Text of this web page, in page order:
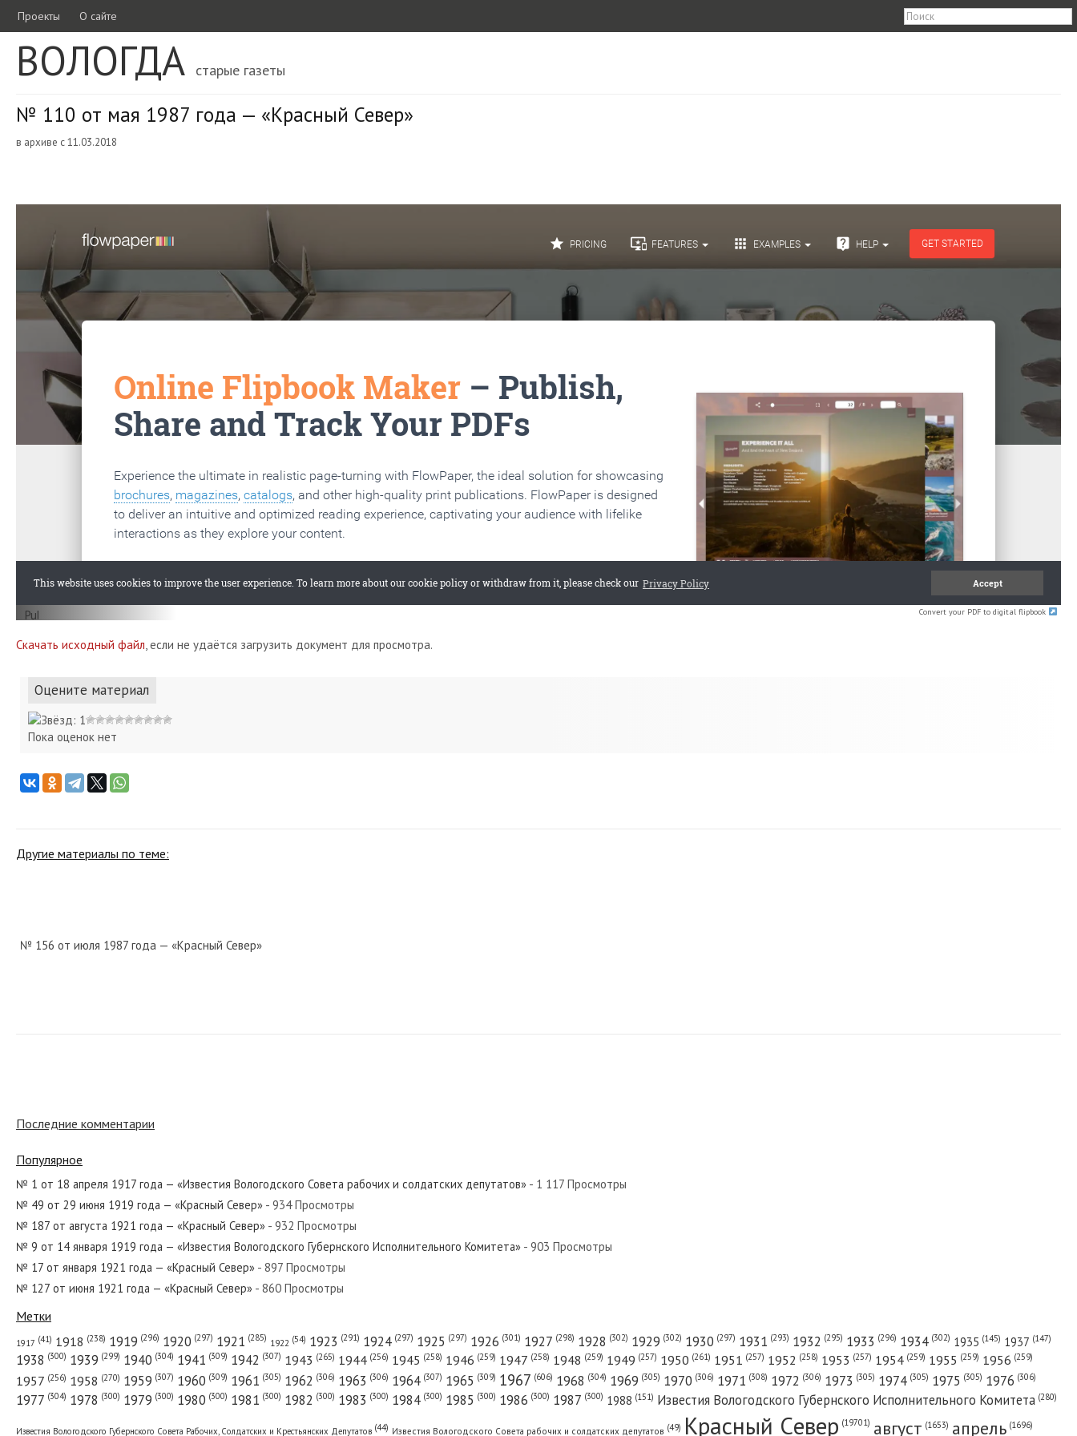
Проекты О сайте
ВОЛОГДА старые газеты
№ 110 от мая 1987 года — «Красный Север»
в архиве с 11.03.2018
Convert your PDF to digital flipbook
Скачать исходный файл, если не удаётся загрузить документ для просмотра.
Оцените материал
Пока оценок нет
Другие материалы по теме:
№ 156 от июля 1987 года — «Красный Север»
№ 75 от марта 1968 года — «Красный Север»
№ 180 от сентября 1949 года — «Красный Север»
№ 121 от июня 1933 года — «Красный Север»
Последние комментарии
Популярное
№ 1 от 18 апреля 1917 года — «Известия Вологодского Совета рабочих и солдатских депутатов» - 1 117 Просмотры
№ 49 от 29 июня 1919 года — «Красный Север» - 934 Просмотры
№ 187 от августа 1921 года — «Красный Север» - 932 Просмотры
№ 9 от 14 января 1919 года — «Известия Вологодского Губернского Исполнительного Комитета» - 903 Просмотры
№ 17 от января 1921 года — «Красный Север» - 897 Просмотры
№ 127 от июня 1921 года — «Красный Север» - 860 Просмотры
Метки
1917 (41) 1918 (238) 1919 (296) 1920 (297) 1921 (285) 1922 (54) 1923 (291) 1924 (297) 1925 (297) 1926 (301) 1927 (298) 1928 (302) 1929 (302) 1930 (297) 1931 (293) 1932 (295) 1933 (296) 1934 (302) 1935 (145) 1937 (147)
1938 (300) 1939 (299) 1940 (304) 1941 (309) 1942 (307) 1943 (265) 1944 (256) 1945 (258) 1946 (259) 1947 (258) 1948 (259) 1949 (257) 1950 (261) 1951 (257) 1952 (258) 1953 (257) 1954 (259) 1955 (259) 1956 (259)
1957 (256) 1958 (270) 1959 (307) 1960 (309) 1961 (305) 1962 (306) 1963 (306) 1964 (307) 1965 (309) 1967 (606) 1968 (304) 1969 (305) 1970 (306) 1971 (308) 1972 (306) 1973 (305) 1974 (305) 1975 (305) 1976 (306)
1977 (304) 1978 (300) 1979 (300) 1980 (300) 1981 (300) 1982 (300) 1983 (300) 1984 (300) 1985 (300) 1986 (300) 1987 (300) 1988 (151) Известия Вологодского Губернского Исполнительного Комитета (280)
Известия Вологодского Губернского Совета Рабочих, Солдатских и Крестьянских Депутатов (44) Известия Вологодского Совета рабочих и солдатских депутатов (49) Красный Cевер (19701) август (1653) апрель (1696)